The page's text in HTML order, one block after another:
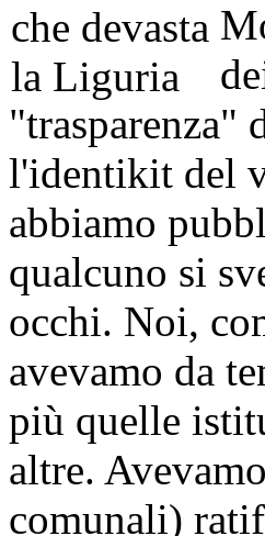
"trasparenza"
l'identikit del
abbiamo
qualcuno si
occhi. Noi,
avevamo da
più quelle
altre.
comunali)